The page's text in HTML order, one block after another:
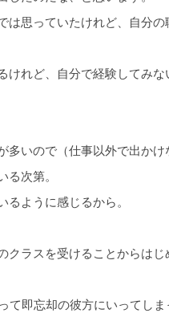
は思っていたけれど、自分
けれど、自分で経験してみ
多いので（仕事以外で出か
る次第。
るように感じるから。
クラスを受けることからは
て即忘却の彼方にいってし